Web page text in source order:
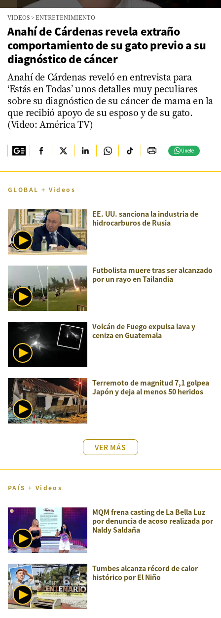
seconds
minutes,
36
seconds
VIDEOS >ENTRETENIMIENTO
Anahí de Cárdenas revela extraño
comportamiento de su gato previo a su
diagnóstico de cáncer
Anahí de Cárdenas reveló en entrevista para
‘Estás en Todas’ unos detalles muy peculiares
sobre su diagnóstico de su cáncer de mama en la
que recibió apoyo de su esposo y de su gato.
(Video: América TV)
Únete
GLOBAL + Videos
EE. UU. sanciona la industria de
hidrocarburos de Rusia
Futbolista muere tras ser alcanzado
por un rayo en Tailandia
Volcán de Fuego expulsa lava y
ceniza en Guatemala
Terremoto de magnitud 7,1 golpea
Japón y deja al menos 50 heridos
VER MÁS
PAÍS + Videos
MQM frena casting de La Bella Luz
por denuncia de acoso realizada por
Naldy Saldaña
Tumbes alcanza récord de calor
histórico por El Niño